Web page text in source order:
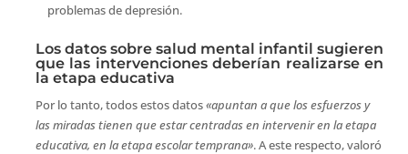
problemas de depresión.
Los datos sobre salud mental infantil sugieren
que las intervenciones deberían realizarse en
la etapa educativa
Por lo tanto, todos estos datos«apuntan a que los esfuerzos y
las miradas tienen que estar centradas en intervenir en la etapa
educativa, en la etapa escolar temprana». A este respecto, valoró